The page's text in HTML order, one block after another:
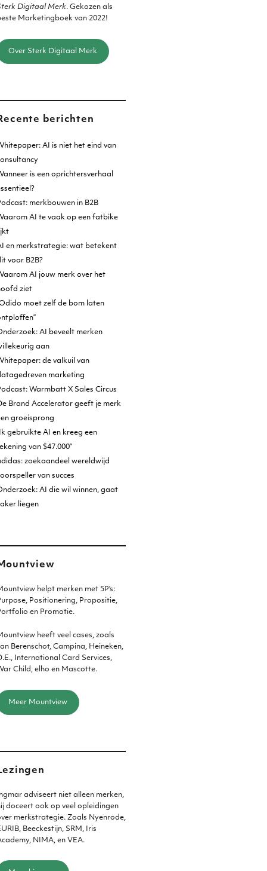
Digitaal Merk. Gekozen als
Marketingboek van 2022!
Over Sterk Digitaal Merk
berichten
AI is niet het eind van
is een oprichtersverhaal
merkbouwen in B2B
AI te vaak op een fatbike
en merkstrategie: wat betekent
voor B2B?
AI jouw merk over het
ziet
moet zelf de bom laten
AI beveelt merken
aan
de valkuil van
marketing
Warmbatt X Sales Circus
Brand Accelerator geeft je merk
groeisprong
gebruikte AI en kreeg een
van $47.000”
zoekaandeel wereldwijd
van succes
AI die wil winnen, gaat
liegen
helpt merken met 5P’s:
Positionering, Propositie,
en Promotie.
heeft veel cases, zoals
Berenschot, Campina, Heineken,
International Card Services,
Child, elho en Mascotte.
Meer Mountview
Ingmar adviseert niet alleen merken,
doceert ook op veel opleidingen
merkstrategie. Zoals Nyenrode,
Beeckestijn, SRM, Iris
NIMA, en VEA.